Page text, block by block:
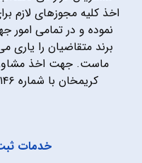
اخذ کلیه مجوزهای لازم
نموده و در تمامی
برند متقاضیان را
ماست. جهت اخذ
کریمخان با شماره ۰۲۱۸۷۱۴۶ تماس حاصل فرمایید.
خدمات